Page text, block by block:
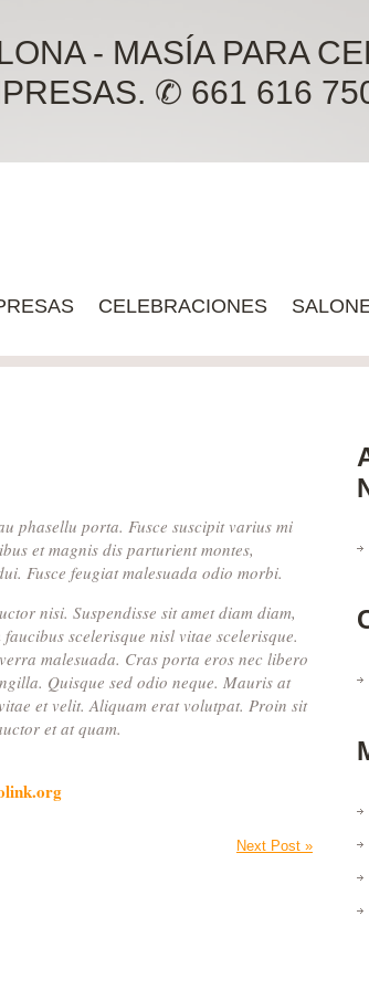
- MASÍA PARA
✆ 661 616
CELEBRACIONES
phasellu porta. Fusce suscipit varius mi
et magnis dis parturient montes,
Fusce feugiat malesuada odio morbi.
nisi. Suspendisse sit amet diam diam,
scelerisque nisl vitae scelerisque.
malesuada. Cras porta eros nec libero
Quisque sed odio neque. Mauris at
et velit. Aliquam erat volutpat. Proin sit
et at quam.
Next Post »